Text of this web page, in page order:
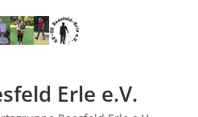
Erle e.V.